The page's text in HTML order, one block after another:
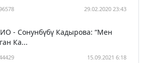
29.02.2020 23:43
- Сонунбүбү Кадырова: “Мен
Ка...
15.09.2021 6:18